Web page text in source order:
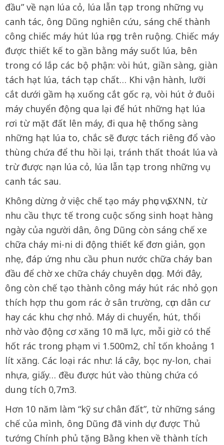
đầu” về nạn lúa cỏ, lúa lẫn tạp trong những vụ
canh tác, ông Dũng nghiên cứu, sáng chế thành
công chiếc máy hút lúa rụng trên ruộng. Chiếc máy
được thiết kế to gần bằng máy suốt lúa, bên
trong có lắp các bộ phận: vòi hút, giần sàng, giàn
tách hạt lúa, tách tạp chất… Khi vận hành, lưỡi
cắt dưới gầm hạ xuống cắt gốc rạ, vòi hút ở đuôi
máy chuyển động qua lại để hút những hạt lúa
rơi từ mặt đất lên máy, đi qua hệ thống sàng
những hạt lúa to, chắc sẽ được tách riêng đổ vào
thùng chứa để thu hồi lại, tránh thất thoát lúa và
trừ được nạn lúa cỏ, lúa lẫn tạp trong những vụ
canh tác sau.
Không dừng ở việc chế tạo máy phục vụ SXNN, từ
nhu cầu thực tế trong cuộc sống sinh hoạt hàng
ngày của người dân, ông Dũng còn sáng chế xe
chữa cháy mi-ni di động thiết kế đơn giản, gọn
nhẹ, đáp ứng nhu cầu phun nước chữa cháy ban
đầu để chờ xe chữa cháy chuyên dụng. Mới đây,
ông còn chế tạo thành công máy hút rác nhỏ gọn
thích hợp thu gom rác ở sân trường, cụm dân cư
hay các khu chợ nhỏ. Máy di chuyển, hút, thổi
nhờ vào động cơ xăng 10 mã lực, mỗi giờ có thể
hốt rác trong phạm vi 1.500m2, chỉ tốn khoảng 1
lít xăng. Các loại rác như: lá cây, bọc ny-lon, chai
nhựa, giấy… đều được hút vào thùng chứa có
dung tích 0,7m3.
Hơn 10 năm làm “kỹ sư chân đất”, từ những sáng
chế của mình, ông Dũng đã vinh dự được Thủ
tướng Chính phủ tặng Bằng khen về thành tích